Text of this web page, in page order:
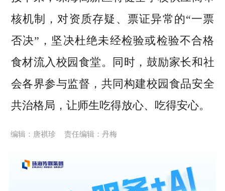
核机制，对资质存疑、票证异常的“一票
否决”，坚决杜绝未经检验或检验不合格
食材流入校园食堂。同时，鼓励家长和社
会各界参与监督，共同构建校园食品安全
共治格局，让师生吃得放心、吃得安心。
编辑：唐祺珍 责任编辑：丹梅